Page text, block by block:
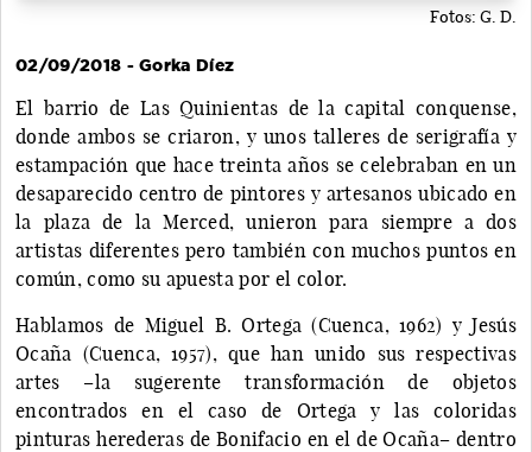
Fotos: G. D.
02/09/2018 - Gorka Díez
El barrio de Las Quinientas de la capital conquense,
donde ambos se criaron, y unos talleres de serigrafía y
estampación que hace treinta años se celebraban en un
desaparecido centro de pintores y artesanos ubicado en
la plaza de la Merced, unieron para siempre a dos
artistas diferentes pero también con muchos puntos en
común, como su apuesta por el color.
Hablamos de Miguel B. Ortega (Cuenca, 1962) y Jesús
Ocaña (Cuenca, 1957), que han unido sus respectivas
artes –la sugerente transformación de objetos
encontrados en el caso de Ortega y las coloridas
pinturas herederas de Bonifacio en el de Ocaña– dentro